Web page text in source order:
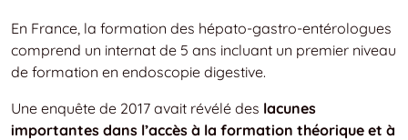
En France, la formation des hépato-gastro-entérologues
comprend un internat de 5 ans incluant un premier niveau
de formation en endoscopie digestive.
Une enquête de 2017 avait révélé des lacunes
importantes dans l’accès à la formation théorique et à